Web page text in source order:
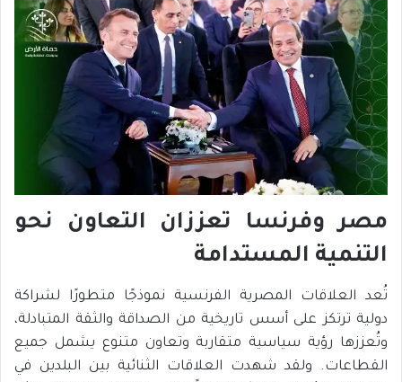
مصر وفرنسا تعززان التعاون نحو
التنمية المستدامة
تُعد العلاقات المصرية الفرنسية نموذجًا متطورًا لشراكة
دولية ترتكز على أسس تاريخية من الصداقة والثقة المتبادلة،
وتُعززها رؤية سياسية متقاربة وتعاون متنوع يشمل جميع
القطاعات. ولقد شهدت العلاقات الثنائية بين البلدين في